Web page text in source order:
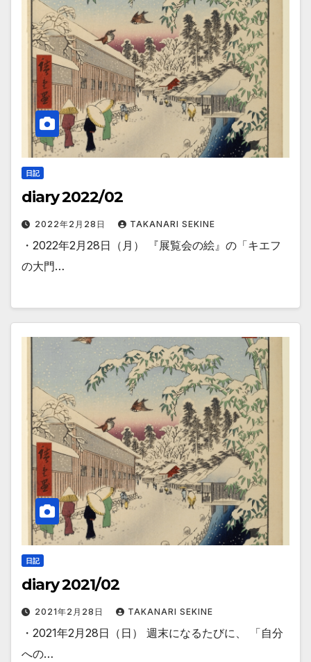
日記
diary 2022/02
2022年2月28日 TAKANARI SEKINE
・2022年2月28日（月） 『展覧会の絵』の「キエフ
の大門…
日記
diary 2021/02
2021年2月28日 TAKANARI SEKINE
・2021年2月28日（日） 週末になるたびに、 「自分
への…